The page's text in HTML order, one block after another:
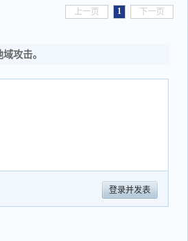
上一页 1 下一页
攻击。
登录并发表